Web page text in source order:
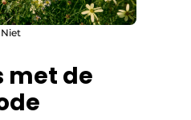
met de